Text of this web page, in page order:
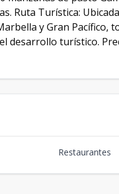
Ruta Turística:
y Gran Pacífico,
desarrollo turístico.
Restaurantes